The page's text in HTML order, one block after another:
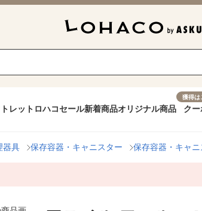
レット ロハコセール新着商品オリジナル商品
獲得は
ク
器具 保存容器・キャニスター 保存容器・キャニ